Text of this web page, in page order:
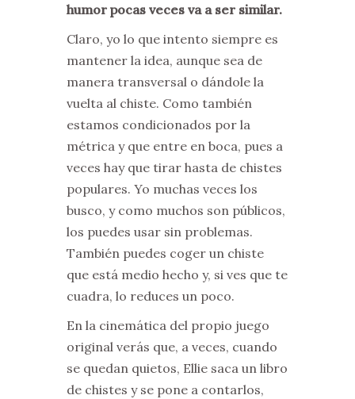
humor pocas veces va a ser similar.
Claro, yo lo que intento siempre es
mantener la idea, aunque sea de
manera transversal o dándole la
vuelta al chiste. Como también
estamos condicionados por la
métrica y que entre en boca, pues a
veces hay que tirar hasta de chistes
populares. Yo muchas veces los
busco, y como muchos son públicos,
los puedes usar sin problemas.
También puedes coger un chiste
que está medio hecho y, si ves que te
cuadra, lo reduces un poco.
En la cinemática del propio juego
original verás que, a veces, cuando
se quedan quietos, Ellie saca un libro
de chistes y se pone a contarlos,